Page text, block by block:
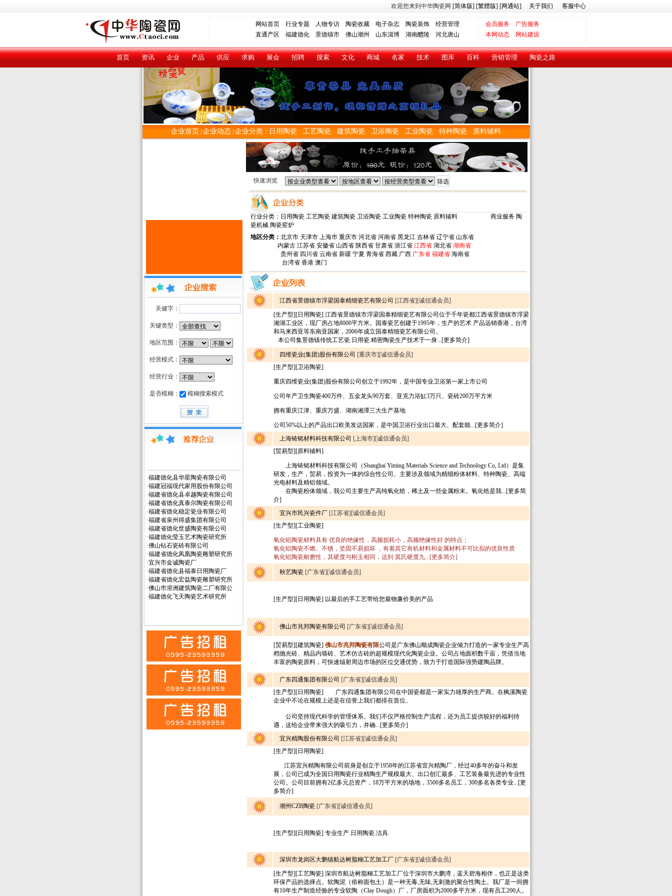
欢迎您来到中华陶瓷网 [简体版] [繁體版] [网通站] 关于我们 客服中心
网站首页 行业专题 人物专访 陶瓷收藏 电子杂志 陶瓷装饰 经营管理 会员服务
广告服务
直通产区 福建德化 景德镇市 佛山潮州 山东淄博 湖南醴陵 河北唐山 本网动态 网站建设
首页 资讯 企业 产品 供应 求购 展会 招聘 搜索 文化 商城 名家 技术 图库 百科 营销管理 陶瓷之路
企业首页 企业动态 企业分类 ： 日用陶瓷 工艺陶瓷 建筑陶瓷 卫浴陶瓷 工业陶瓷 特种陶瓷 原料辅料
关健字：
关键类型：
地区范围：
经营模式：
经营行业：
是否模糊： 模糊搜索模式
·福建德化县华星陶瓷有限公司
·福建冠福现代家用股份有限公司
·福建省德化县卓越陶瓷有限公司
·福建省德化真泰尔陶瓷有限公司
·福建省德化稳定瓷业有限公司
·福建省泉州得盛集团有限公司
·福建省德化世盛陶瓷有限公司
·福建德化莹玉艺术陶瓷研究所
·佛山钻石瓷砖有限公司
·福建省德化凤凰陶瓷雕塑研究所
·宜兴市金诚陶瓷厂
·福建省德化县福泰日用陶瓷厂
·福建省德化宏益陶瓷雕塑研究所
·佛山市溶洲建筑陶瓷二厂有限公
·福建德化飞天陶瓷艺术研究所
快速浏览
行业分类： 日用陶瓷 工艺陶瓷 建筑陶瓷 卫浴陶瓷 工业陶瓷 特种陶瓷 原料辅料 商业服务 陶
瓷机械 陶瓷窑炉
地区分类： 北京市 天津市 上海市 重庆市 河北省 河南省 黑龙江 吉林省 辽宁省 山东省
内蒙古 江苏省 安徽省 山西省 陕西省 甘肃省 浙江省 江西省 湖北省 湖南省
贵州省 四川省 云南省 新疆 宁夏 青海省 西藏 广西 广东省 福建省 海南省
台湾省 香港 澳门
江西省景德镇市浮梁国泰精细瓷艺有限公司 [江西省][诚信通会员]
[生产型][日用陶瓷] 江西省景德镇市浮梁国泰精细瓷艺有限公司位于千年瓷都江西省景德镇市浮梁
湘湖工业区，现厂房占地8000平方米。国泰瓷艺创建于1995年，生产的艺术 产品远销香港，台湾
和马来西亚等东南亚国家，2006年成立国泰精细瓷艺有限公司。
本公司集景德镇传统工艺瓷.日用瓷.精密陶瓷生产技术于一身...[更多简介]
四维瓷业(集团)股份有限公司 [重庆市][诚信通会员]
[生产型][卫浴陶瓷]
重庆四维瓷业(集团)股份有限公司创立于1992年，是中国专业卫浴第一家上市公司
公司年产卫生陶瓷400万件、五金龙头90万套、亚克力浴缸3万只、瓷砖200万平方米
拥有重庆江津、重庆万盛、湖南湘潭三大生产基地
公司50%以上的产品出口欧美发达国家，是中国卫浴行业出口最大、配套能...[更多简介]
上海铱铭材料科技有限公司 [上海市][诚信通会员]
[贸易型][原料辅料]
上海铱铭材料科技有限公司（Shanghai Yiming Materials Science and Technology Co, Ltd）是集
研发，生产，贸易，投资为一体的综合性公司。主要涉及领域为精细粉体材料、特种陶瓷、高端
光电材料及精铝领域。
在陶瓷粉体领域，我公司主要生产高纯氧化锆，稀土及一些金属粉末。氧化锆是我...[更多简
介]
宜兴市民兴瓷件厂[江苏省][诚信通会员]
[生产型][工业陶瓷]
氧化铝陶瓷材料具有 优良的绝缘性，高频损耗小，高频绝缘性好 的特点；
氧化铝陶瓷不燃、不锈，坚固不易损坏 ，有着其它有机材料和金属材料不可比拟的优良性质
氧化铝陶瓷耐磨性，其硬度与刚玉相同，达到 莫氏硬度九...[更多简介]
秋艺陶瓷[广东省][诚信通会员]
[生产型][日用陶瓷] 以最后的手工艺带给您最物廉价美的产品
佛山市兆邦陶瓷有限公司 [广东省][诚信通会员]
[贸易型][建筑陶瓷] 佛山市兆邦陶瓷有限公司是广东佛山顺成陶瓷企业倾力打造的一家专业生产高
档抛光砖、精品内墙砖、艺术仿古砖的超规模现代化陶瓷企业。公司占地面积数千亩，凭借当地
丰富的陶瓷原料，可快速辐射周边市场的区位交通优势，致力于打造国际强势建陶品牌。
广东四通集团有限公司 [广东省][诚信通会员]
[生产型][日用陶瓷] 广东四通集团有限公司在中国瓷都是一家实力雄厚的生产商。在枫溪陶瓷
企业中不论在规模上还是在信誉上我们都排在首位。
公司坚持现代科学的管理体系。我们不仅严格控制生产流程，还为员工提供较好的福利待
遇，这给企业带来强大的吸引力，并确...[更多简介]
宜兴精陶股份有限公司 [江苏省][诚信通会员]
[生产型][日用陶瓷]
江苏宜兴精陶有限公司前身是创立于1958年的江苏省宜兴精陶厂，经过40多年的奋斗和发
展，公司已成为全国日用陶瓷行业精陶生产规模最大、出口创汇最多、工艺装备最先进的专业性
公司。公司目前拥有2亿多元总资产，18万平方米的场地，3500多名员工，300多名各类专业...[更
多简介]
潮州CZB陶瓷[广东省][诚信通会员]
[生产型][日用陶瓷] 专业生产.日用陶瓷.洁具.
深圳市龙岗区大鹏镇航达树脂糊工艺加工厂[广东省][诚信通会员]
[生产型][工艺陶瓷] 深圳市航达树脂糊工艺加工厂位于深圳市大鹏湾，蓝天碧海相伴，也正是这类
环保产品的选择点。软陶泥（俗称面包土）是一种无毒,无味,无刺激的聚合性陶土。我厂是一间拥
有10年生产制造经验的专业软陶（Clay Dough）厂，厂房面积为2000多平方米，现有员工200人。